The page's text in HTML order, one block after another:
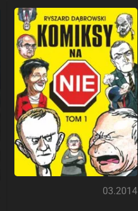
03.2014